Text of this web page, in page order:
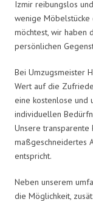
Izmir reibungslos
wenige
möchtest, wir haben
persönlichen
Bei Umzugsmeister
Wert auf die
eine kostenlose und
individuellen
Unsere transparente
maßgeschneidertes
entspricht.
Neben unserem
die Möglichkeit,